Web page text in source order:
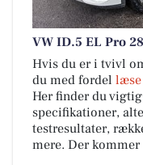
VW ID.5 EL Pro
Hvis du er i tvivl
du med fordel
Her finder du
specifikationer,
testresultater,
mere. Der